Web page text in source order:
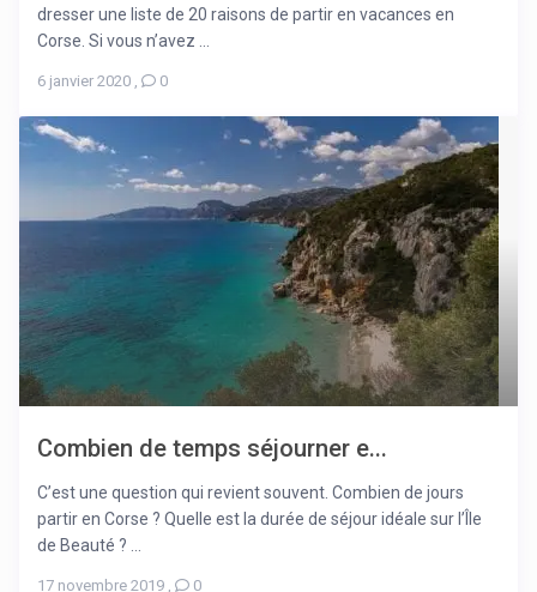
dresser une liste de 20 raisons de partir en vacances en
Corse. Si vous n’avez ...
6 janvier 2020 , 0
Combien de temps séjourner e...
C’est une question qui revient souvent. Combien de jours
partir en Corse ? Quelle est la durée de séjour idéale sur l’Île
de Beauté ? ...
17 novembre 2019 , 0